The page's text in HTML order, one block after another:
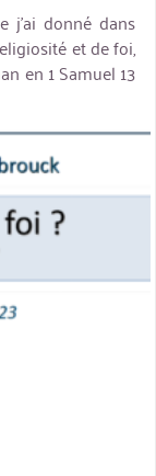
j’ai donné dans
et de foi,
en 1 Samuel 13